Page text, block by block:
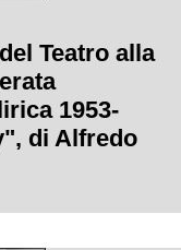
Teatro alla
1953-
di Alfredo